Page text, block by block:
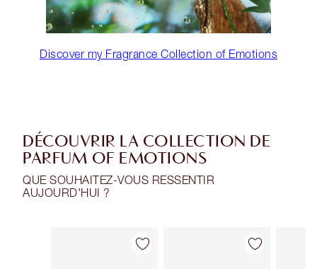
Discover my Fragrance Collection of Emotions
DÉCOUVRIR LA COLLECTION DE
PARFUM OF EMOTIONS
QUE SOUHAITEZ-VOUS RESSENTIR
AUJOURD'HUI ?
Article 1 sur 30 Article 2 sur 30